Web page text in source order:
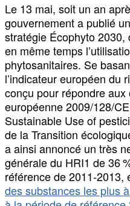
Le 13 mai, soit un an
gouvernement a publié
stratégie Écophyto 2030,
en même temps
phytosanitaires. Se
l’indicateur européen du
conçu pour répondre
européenne 2009/128/
Sustainable Use of
de la Transition
a ainsi annoncé un très
générale du HRI1 de 36
référence de 2011-2013,
des substances les plus